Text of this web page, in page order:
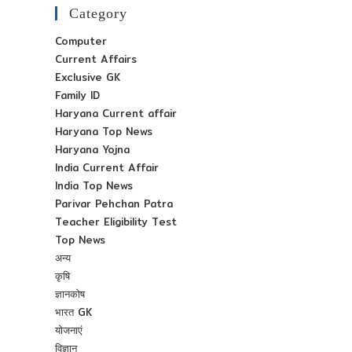
Category
Computer
Current Affairs
Exclusive GK
Family ID
Haryana Current affair
Haryana Top News
Haryana Yojna
India Current Affair
India Top News
Parivar Pehchan Patra
Teacher Eligibility Test
Top News
अन्य
कृषि
ज्ञानकोष
भारत GK
योजनाएं
विज्ञान